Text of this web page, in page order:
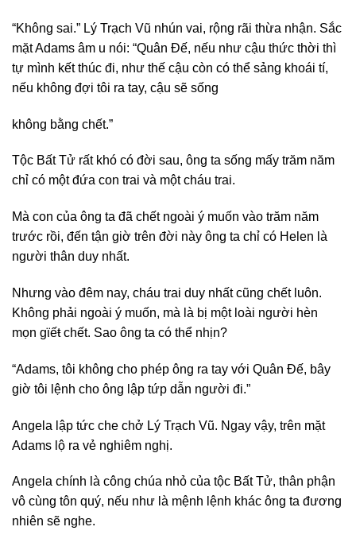
“Không sai.” Lý Trạch Vũ nhún vai, rộng rãi thừa nhận. Sắc
mặt Adams âm u nói: “Quân Đế, nếu như cậu thức thời thì
tự mình kết thúc đi, như thế cậu còn có thể sảng khoái tí,
nếu không đợi tôi ra tay, cậu sẽ sống
không bằng chết.”
Tộc Bất Tử rất khó có đời sau, ông ta sống mấy trăm năm
chỉ có một đứa con trai và một cháu trai.
Mà con của ông ta đã chết ngoài ý muốn vào trăm năm
trước rồi, đến tận giờ trên đời này ông ta chỉ có Helen là
người thân duy nhất.
Nhưng vào đêm nay, cháu trai duy nhất cũng chết luôn.
Không phải ngoài ý muốn, mà là bị một loài người hèn
mọn gϊếŧ chết. Sao ông ta có thể nhịn?
“Adams, tôi không cho phép ông ra tay với Quân Đế, bây
giờ tôi lệnh cho ông lập tứp dẫn người đi.”
Angela lập tức che chở Lý Trạch Vũ. Ngay vậy, trên mặt
Adams lộ ra vẻ nghiêm nghị.
Angela chính là công chúa nhỏ của tộc Bất Tử, thân phận
vô cùng tôn quý, nếu như là mệnh lệnh khác ông ta đương
nhiên sẽ nghe.